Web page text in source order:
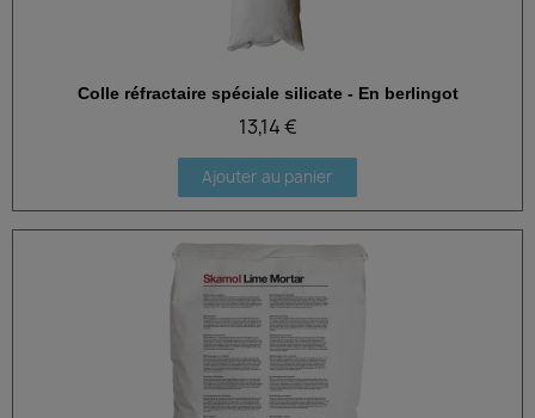
Aperçu rapide
Colle réfractaire spéciale silicate - En berlingot
13,14 €
Ajouter au panier